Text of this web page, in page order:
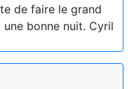
de faire le grand
bonne nuit. Cyril